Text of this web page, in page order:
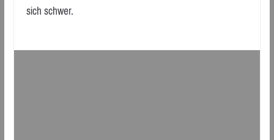
sich schwer.